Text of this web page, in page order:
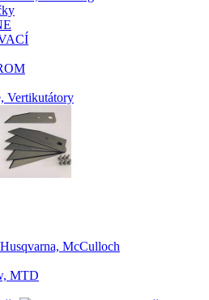
Vertikutátory
McCulloch
MTD